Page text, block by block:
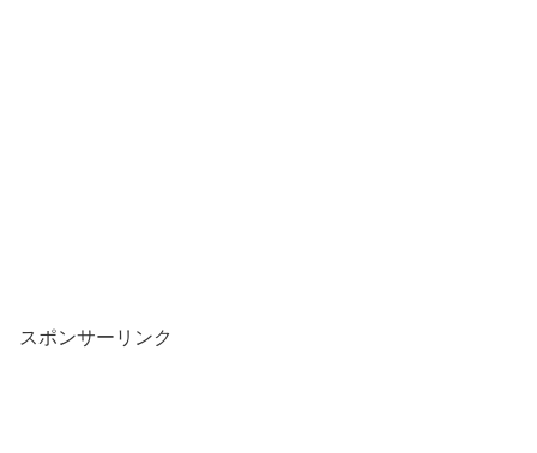
スポンサーリンク